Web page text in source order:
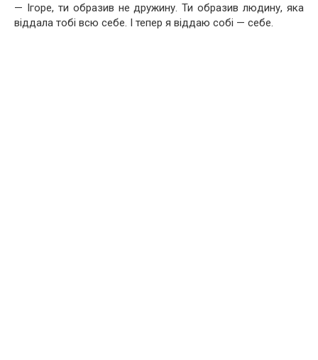
— Ігоре, ти образив не дружину. Ти образив людину, яка
віддала тобі всю себе. І тепер я віддаю собі — себе.